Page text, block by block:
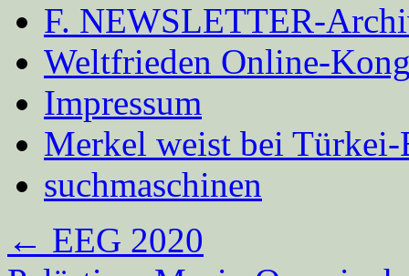
F. NEWSLETTER-
Weltfrieden Online-
Impressum
Merkel weist bei
suchmaschinen
← EEG 2020